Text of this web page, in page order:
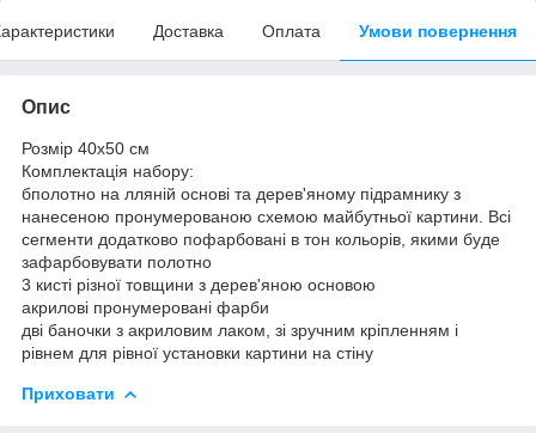
Доставка Оплата Умови повернення
Опис
Розмір 40x50 см
Комплектація набору:
бполотно на лляній основі та дерев'яному підрамнику з
нанесеною пронумерованою схемою майбутньої картини. Всі
сегменти додатково пофарбовані в тон кольорів, якими буде
зафарбовувати полотно
3 кисті різної товщини з дерев'яною основою
акрилові пронумеровані фарби
дві баночки з акриловим лаком, зі зручним кріпленням і
рівнем для рівної установки картини на стіну
Приховати